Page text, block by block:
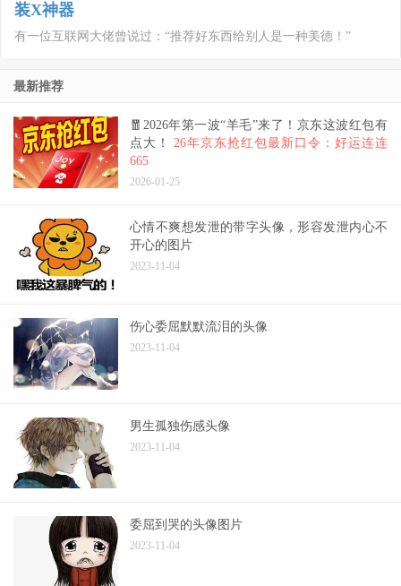
装X神器
有一位互联网大佬曾说过：“推荐好东西给别人是一种美德！”
最新推荐
🧧2026年第一波“羊毛”来了！京东这波红包有
点大！ 26年京东抢红包最新口令：好运连连
665
2026-01-25
心情不爽想发泄的带字头像，形容发泄内心不
开心的图片
2023-11-04
伤心委屈默默流泪的头像
2023-11-04
男生孤独伤感头像
2023-11-04
委屈到哭的头像图片
2023-11-04